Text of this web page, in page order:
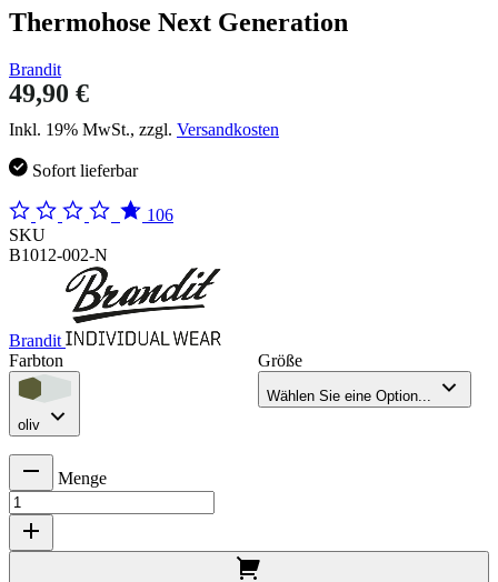
Thermohose Next Generation
Brandit
49,90 €
Inkl. 19% MwSt., zzgl. Versandkosten
Sofort lieferbar
106
SKU
B1012-002-N
Brandit
Farbton
oliv
Größe
Wählen Sie eine Option...
Menge